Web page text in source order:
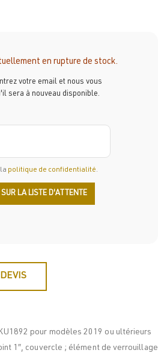
en rupture de stock.
votre email et nous vous
sera à nouveau disponible.
politique de confidentialité.
pour modèles 2019 ou ultérieurs
1″, couvercle ; élément de verrouillage